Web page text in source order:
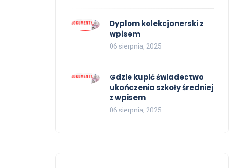
Dyplom kolekcjonerski z
wpisem
06 sierpnia, 2025
Gdzie kupić świadectwo
ukończenia szkoły średniej
z wpisem
06 sierpnia, 2025